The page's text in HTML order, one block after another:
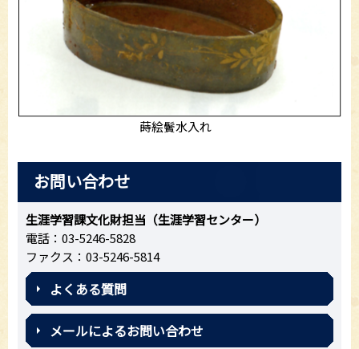
蒔絵鬢水入れ
お問い合わせ
生涯学習課文化財担当（生涯学習センター）
電話：03-5246-5828
ファクス：03-5246-5814
よくある質問
メールによるお問い合わせ